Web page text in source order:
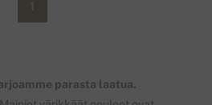
parasta laatua.